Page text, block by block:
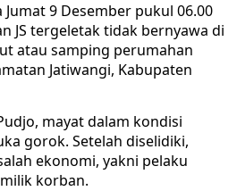
9 Desember pukul 06.00
JS tergeletak tidak bernyawa di
atau samping perumahan
Jatiwangi, Kabupaten
mayat dalam kondisi
gorok. Setelah diselidiki,
ekonomi, yakni pelaku
korban.